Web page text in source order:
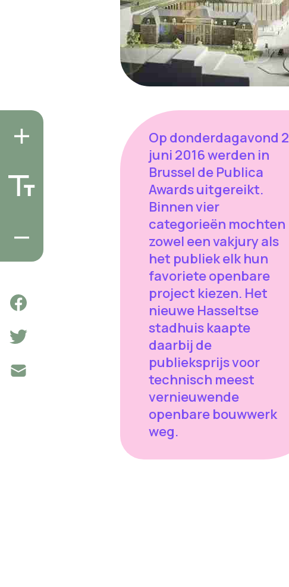
Op donderdagavond 2
juni 2016 werden in
Brussel de Publica
Awards uitgereikt.
Binnen vier
categorieën mochten
zowel een vakjury als
het publiek elk hun
favoriete openbare
project kiezen. Het
nieuwe Hasseltse
stadhuis kaapte
daarbij de
publieksprijs voor
technisch meest
vernieuwende
openbare bouwwerk
weg.